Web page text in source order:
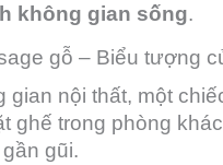
không gian sống.
gỗ – Biểu tượng
gian nội thất, một
ghế trong phòng
gũi.